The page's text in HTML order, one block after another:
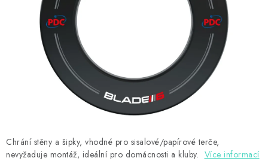
POUZDRA
PŘÍSLUŠENSTVÍ
HRÁČI ŠIPEK
TERČE A ŠIPKY
Chrání stěny a šipky, vhodné pro sisalové/papírové terče,
nevyžaduje montáž, ideální pro domácnosti a kluby. Více informací